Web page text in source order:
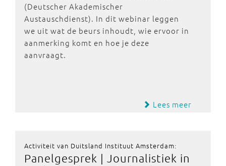
(Deutscher Akademischer
Austauschdienst). In dit webinar leggen
we uit wat de beurs inhoudt, wie ervoor in
aanmerking komt en hoe je deze
aanvraagt.
Lees meer
Activiteit van Duitsland Instituut Amsterdam:
Panelgesprek | Journalistiek in